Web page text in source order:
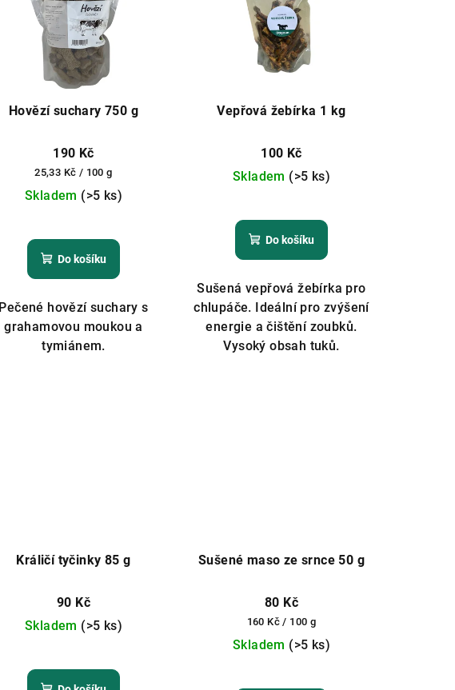
Hovězí suchary 750 g
190 Kč
Měrná
cena:
25,33 Kč / 100 g
Skladem (>5 ks)
hodnocení
produktu
je
5,0
z
5
Do košíku
Pečené hovězí suchary s
grahamovou moukou a
tymiánem.
Vepřová žebírka 1 kg
100 Kč
Skladem (>5 ks)
hodnocení
produktu
je
5,0
z
5
hvězdiček.
Do košíku
Sušená vepřová žebírka pro
chlupáče. Ideální pro zvýšení
energie a čištění zoubků.
Vysoký obsah tuků.
Králičí tyčinky 85 g
90 Kč
Skladem (>5 ks)
Sušené maso ze srnce 50 g
80 Kč
Měrná
cena:
160 Kč / 100 g
Skladem (>5 ks)